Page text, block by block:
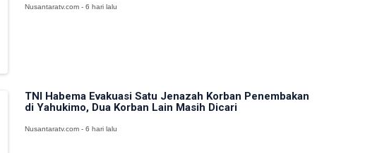
Nusantaratv.com - 6 hari lalu
TNI Habema Evakuasi Satu Jenazah Korban Penembakan
di Yahukimo, Dua Korban Lain Masih Dicari
Nusantaratv.com - 6 hari lalu